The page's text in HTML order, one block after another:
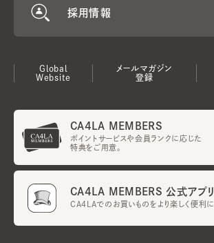
採用情報
Global
Website
メールマガジン
登録
CA4LA MEMBERS
ポイントサービスや会員ランクに応じた
特典をご用意。
CA4LA MEMBERS 公式アプリ
CA4LAでのお買いものをより楽しく便利に